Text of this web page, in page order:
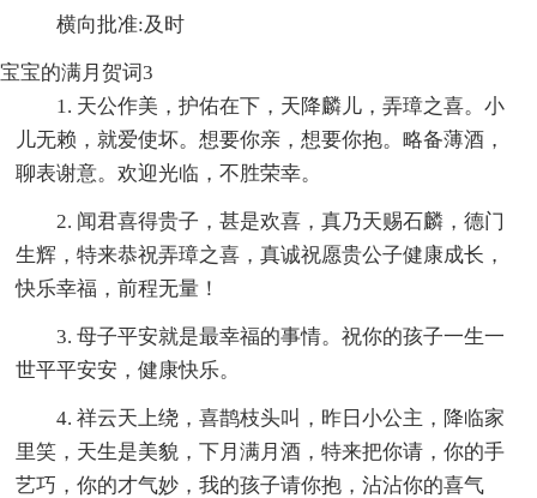
横向批准:及时
宝宝的满月贺词3
1. 天公作美，护佑在下，天降麟儿，弄璋之喜。小
儿无赖，就爱使坏。想要你亲，想要你抱。略备薄酒，
聊表谢意。欢迎光临，不胜荣幸。
2. 闻君喜得贵子，甚是欢喜，真乃天赐石麟，德门
生辉，特来恭祝弄璋之喜，真诚祝愿贵公子健康成长，
快乐幸福，前程无量！
3. 母子平安就是最幸福的事情。祝你的孩子一生一
世平平安安，健康快乐。
4. 祥云天上绕，喜鹊枝头叫，昨日小公主，降临家
里笑，天生是美貌，下月满月酒，特来把你请，你的手
艺巧，你的才气妙，我的孩子请你抱，沾沾你的喜气